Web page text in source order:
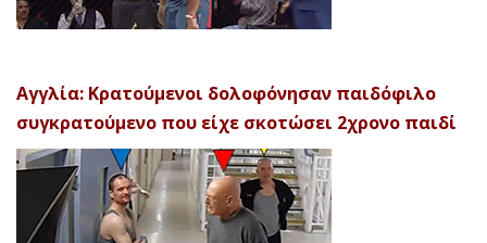
Αγγλία: Κρατούμενοι δολοφόνησαν παιδόφιλο
συγκρατούμενο που είχε σκοτώσει 2χρονο παιδί